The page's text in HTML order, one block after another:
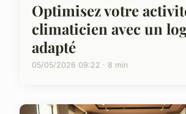
Optimisez votre
climaticien avec un
adapté
05/05/2026 09:22 · 8 min